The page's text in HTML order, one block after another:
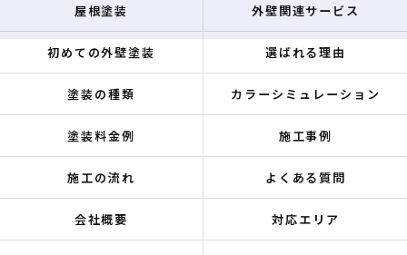
屋根塗装 外壁関連サービス
初めての外壁塗装 選ばれる理由
塗装の種類 カラーシミュレーション
塗装料金例 施工事例
施工の流れ よくある質問
会社概要 対応エリア